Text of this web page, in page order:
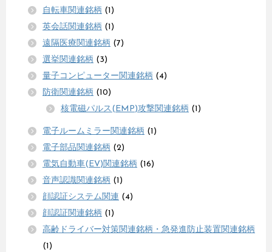
自転車関連銘柄 (1)
英会話関連銘柄 (1)
遠隔医療関連銘柄 (7)
選挙関連銘柄 (3)
量子コンピューター関連銘柄 (4)
防衛関連銘柄 (10)
核電磁パルス(EMP)攻撃関連銘柄 (1)
電子ルームミラー関連銘柄 (1)
電子部品関連銘柄 (2)
電気自動車(EV)関連銘柄 (16)
音声認識関連銘柄 (1)
顔認証システム関連 (4)
顔認証関連銘柄 (1)
高齢ドライバー対策関連銘柄・急発進防止装置関連銘柄
(1)